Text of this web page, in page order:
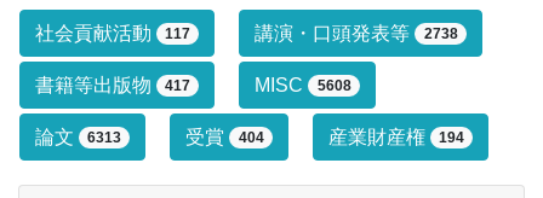
研究業績タイプによる絞り込み条件で
社会貢献活動 117 講演・口頭発表等 2738
書籍等出版物 417 MISC 5608
論文 6313 受賞 404 産業財産権 194